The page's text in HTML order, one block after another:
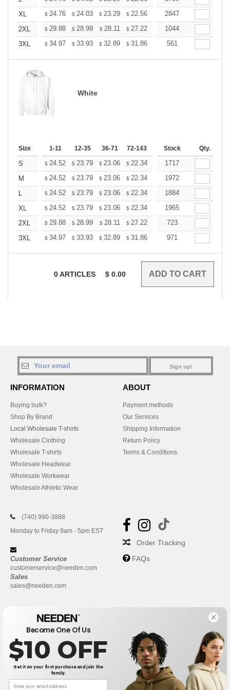
XL
$ 24.76 $ 24.03 $ 23.29 $ 22.56 21.82
2847
2XL
$ 29.88 $ 28.99 $ 28.11 $ 27.22 26.33
1044
3XL
$ 34.97 $ 33.93 $ 32.89 $ 31.86 30.82
561
White
Size 1-11 12-35 36-71 72-143 144-287 288 + More
Stock Qty.
S $ 24.52 $ 23.79 $ 23.06 $ 22.34 21.61
1717
M
$ 24.52 $ 23.79 $ 23.06 $ 22.34 21.61
1972
L
$ 24.52 $ 23.79 $ 23.06 $ 22.34 21.61
1884
XL
$ 24.52 $ 23.79 $ 23.06 $ 22.34 21.61
1965
2XL
$ 29.88 $ 28.99 $ 28.11 $ 27.22 26.33
723
3XL
$ 34.97 $ 33.93 $ 32.89 $ 31.86 30.82
971
0ARTICLES $ 0.00
Sign up!
INFORMATION
Buying bulk?
Shop By Brand
Local Wholesale T-shirts
Wholesale Clothing
Wholesale T-shirts
Wholesale Headwear
Wholesale Workwear
Wholesale Athletic Wear
ABOUT
Payment methods
Our Services
Shipping Information
Return Policy
Terms & Conditions
(740) 990-3888
Monday to Friday 9am - 5pm EST
Customer Service
customerservice@needen.com
Sales
sales@needen.com
Order Tracking
FAQs
Become One Of Us
$10 OFF
Get it on your first purchase and join the
family.